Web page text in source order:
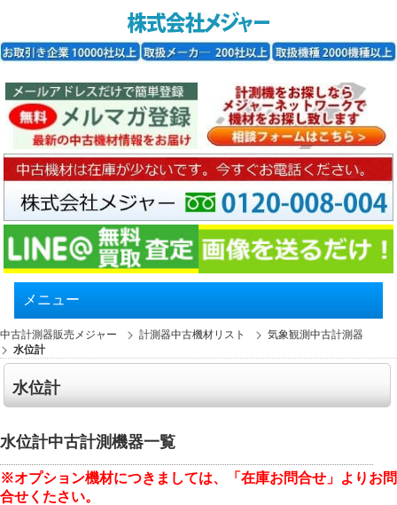
メニュー
中古計測器販売メジャー 計測器中古機材リスト
気象観測中古計測器
水位計
水位計
水位計中古計測機器一覧
※オプション機材につきましては、「在庫お問合せ」よりお問
合せくたさい。